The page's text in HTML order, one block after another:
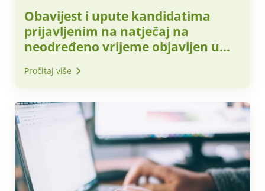
Obavijest i upute kandidatima
prijavljenim na natječaj na
neodređeno vrijeme objavljen u
Pročitaj više